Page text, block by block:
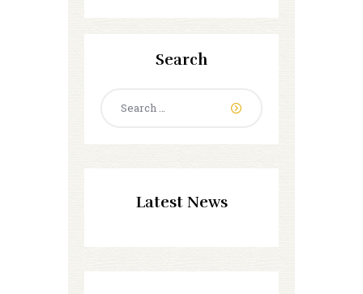
Search
Latest News